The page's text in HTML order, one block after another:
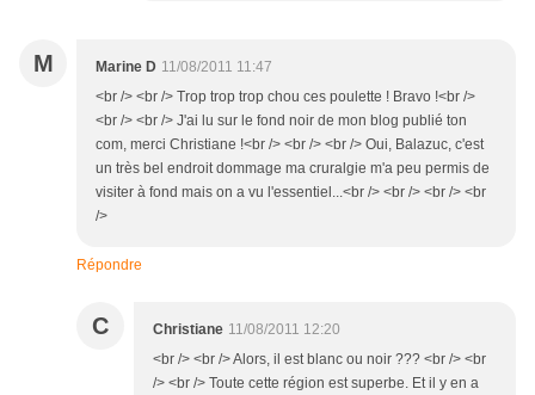
M Marine D 11/08/2011 11:47
<br /> <br /> Trop trop trop chou ces poulette ! Bravo !<br />
<br /> <br /> J'ai lu sur le fond noir de mon blog publié ton
com, merci Christiane !<br /> <br /> <br /> Oui, Balazuc, c'est
un très bel endroit dommage ma cruralgie m'a peu permis de
visiter à fond mais on a vu l'essentiel...<br /> <br /> <br /> <br
/>
Répondre
C Christiane 11/08/2011 12:20
<br /> <br /> Alors, il est blanc ou noir ??? <br /> <br
/> <br /> Toute cette région est superbe. Et il y en a